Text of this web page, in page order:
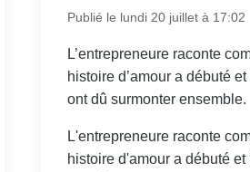
Publié le lundi 20 juillet à 17:02
L’entrepreneure raconte
histoire d’amour a débuté
ont dû surmonter ensemble.
L'entrepreneure raconte
histoire d'amour a débuté